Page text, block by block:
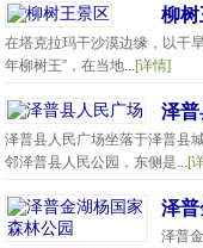
柳
在塔克拉玛干沙漠边缘，以干
年柳树王”，在当地...[详情]
泽
泽普县人民广场坐落于泽普县
邻泽普县人民公园，东侧是...[
泽普
泽普